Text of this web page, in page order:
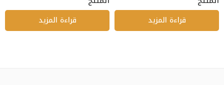
قراءة المزيد قراءة المزيد